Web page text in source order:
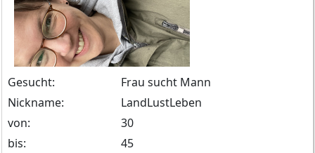
Gesucht:
Frau sucht Mann
Nickname:
LandLustLeben
von:
30
bis:
45